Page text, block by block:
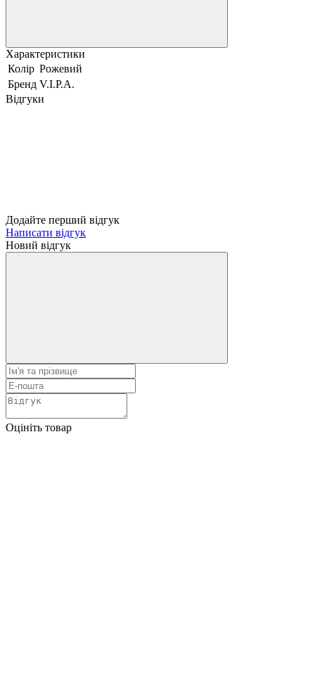
Характеристики
Колір Рожевий
Бренд V.I.P.A.
Відгуки
Додайте перший відгук
Написати відгук
Новий відгук
Оцініть товар